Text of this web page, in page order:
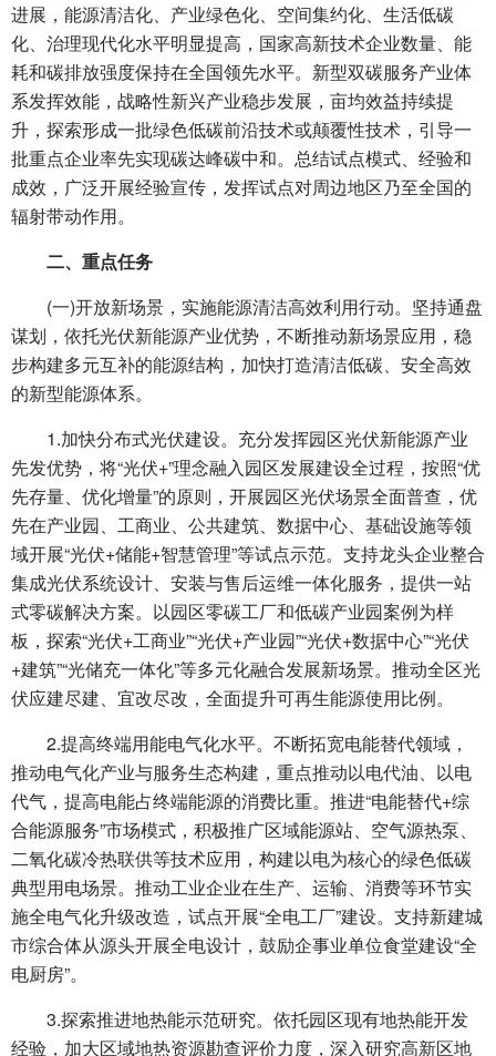
进展，能源清洁化、产业绿色化、空间集约化、生活低碳
化、治理现代化水平明显提高，国家高新技术企业数量、能
耗和碳排放强度保持在全国领先水平。新型双碳服务产业体
系发挥效能，战略性新兴产业稳步发展，亩均效益持续提
升，探索形成一批绿色低碳前沿技术或颠覆性技术，引导一
批重点企业率先实现碳达峰碳中和。总结试点模式、经验和
成效，广泛开展经验宣传，发挥试点对周边地区乃至全国的
辐射带动作用。
二、重点任务
(一)开放新场景，实施能源清洁高效利用行动。坚持通盘
谋划，依托光伏新能源产业优势，不断推动新场景应用，稳
步构建多元互补的能源结构，加快打造清洁低碳、安全高效
的新型能源体系。
1.加快分布式光伏建设。充分发挥园区光伏新能源产业
先发优势，将“光伏+”理念融入园区发展建设全过程，按照“优
先存量、优化增量”的原则，开展园区光伏场景全面普查，优
先在产业园、工商业、公共建筑、数据中心、基础设施等领
域开展“光伏+储能+智慧管理”等试点示范。支持龙头企业整合
集成光伏系统设计、安装与售后运维一体化服务，提供一站
式零碳解决方案。以园区零碳工厂和低碳产业园案例为样
板，探索“光伏+工商业”“光伏+产业园”“光伏+数据中心”“光伏
+建筑”“光储充一体化”等多元化融合发展新场景。推动全区光
伏应建尽建、宜改尽改，全面提升可再生能源使用比例。
2.提高终端用能电气化水平。不断拓宽电能替代领域，
推动电气化产业与服务生态构建，重点推动以电代油、以电
代气，提高电能占终端能源的消费比重。推进“电能替代+综
合能源服务”市场模式，积极推广区域能源站、空气源热泵、
二氧化碳冷热联供等技术应用，构建以电为核心的绿色低碳
典型用电场景。推动工业企业在生产、运输、消费等环节实
施全电气化升级改造，试点开展“全电工厂”建设。支持新建城
市综合体从源头开展全电设计，鼓励企事业单位食堂建设“全
电厨房”。
3.探索推进地热能示范研究。依托园区现有地热能开发
经验，加大区域地热资源勘查评价力度，深入研究高新区地